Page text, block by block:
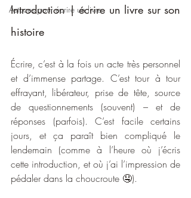
Astuces pour écrire un livre
Introduction | écrire un livre sur son
histoire
Écrire, c’est à la fois un acte très personnel
et d’immense partage. C’est tour à tour
effrayant, libérateur, prise de tête, source
de questionnements (souvent) – et de
réponses (parfois). C’est facile certains
jours, et ça paraît bien compliqué le
lendemain (comme à l’heure où j’écris
cette introduction, et où j’ai l’impression de
pédaler dans la choucroute 🤤).